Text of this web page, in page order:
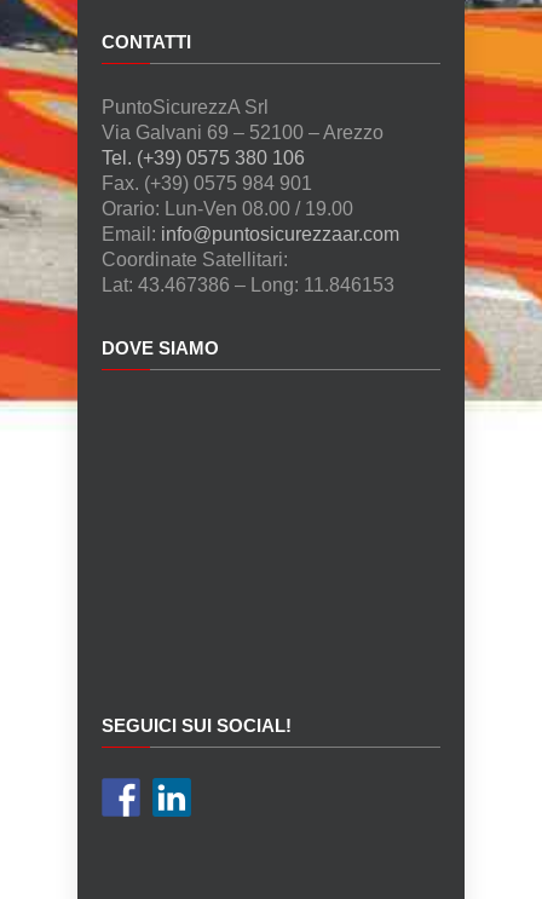
CONTATTI
PuntoSicurezzA Srl
Via Galvani 69 – 52100 – Arezzo
Tel. (+39) 0575 380 106
Fax. (+39) 0575 984 901
Orario: Lun-Ven 08.00 / 19.00
Email: info@puntosicurezzaar.com
Coordinate Satellitari:
Lat: 43.467386 – Long: 11.846153
DOVE SIAMO
SEGUICI SUI SOCIAL!